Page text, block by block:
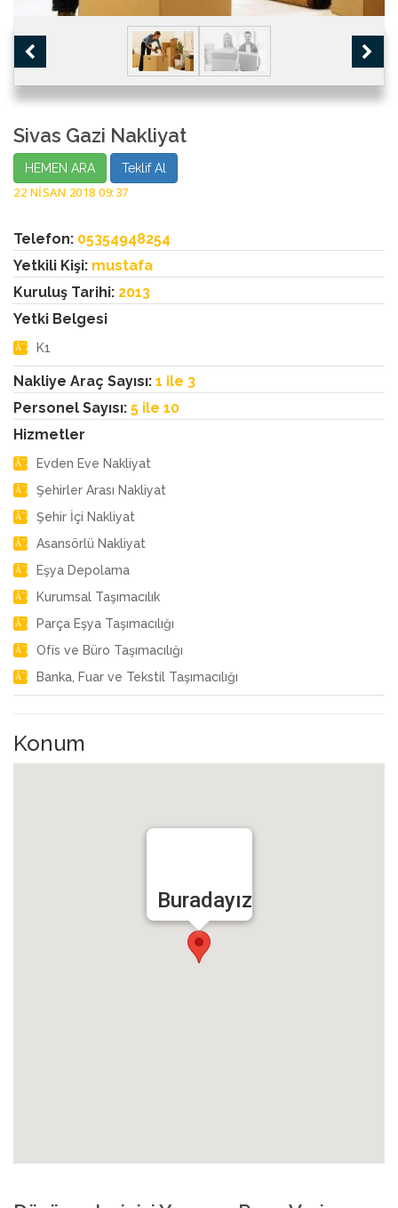
Sivas Gazi Nakliyat
HEMEN ARA Teklif Al
22 NISAN 2018 09:37
Telefon: 05354948254
Yetkili Kişi: mustafa
Kuruluş Tarihi: 2013
Yetki Belgesi
K1
Nakliye Araç Sayısı: 1 ile 3
Personel Sayısı: 5 ile 10
Hizmetler
Evden Eve Nakliyat
Şehirler Arası Nakliyat
Şehir İçi Nakliyat
Asansörlü Nakliyat
Eşya Depolama
Kurumsal Taşımacılık
Parça Eşya Taşımacılığı
Ofis ve Büro Taşımacılığı
Banka, Fuar ve Tekstil Taşımacılığı
Konum
Buradayız